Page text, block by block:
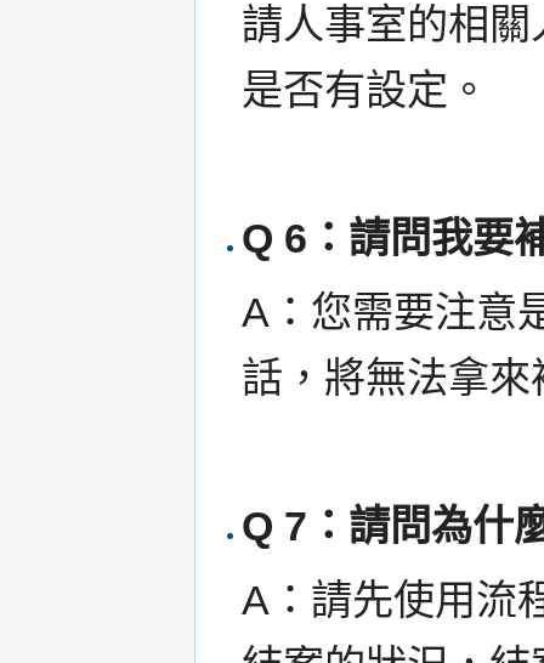
請人事室的相
是否有設定。
Q 6：請問我要
A：您需要注意
話，將無法拿來
Q 7：請問為什
A：請先使用流